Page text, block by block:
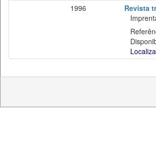
1996
Revista